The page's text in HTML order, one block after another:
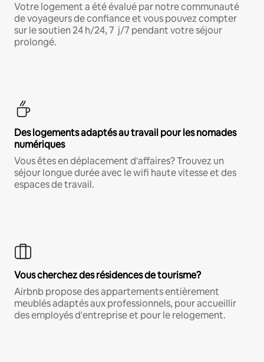
Votre logement a été évalué par notre communauté
de voyageurs de confiance et vous pouvez compter
sur le soutien 24 h/24, 7 j/7 pendant votre séjour
prolongé.
Des logements adaptés au travail pour les nomades
numériques
Vous êtes en déplacement d'affaires? Trouvez un
séjour longue durée avec le wifi haute vitesse et des
espaces de travail.
Vous cherchez des résidences de tourisme?
Airbnb propose des appartements entièrement
meublés adaptés aux professionnels, pour accueillir
des employés d'entreprise et pour le relogement.